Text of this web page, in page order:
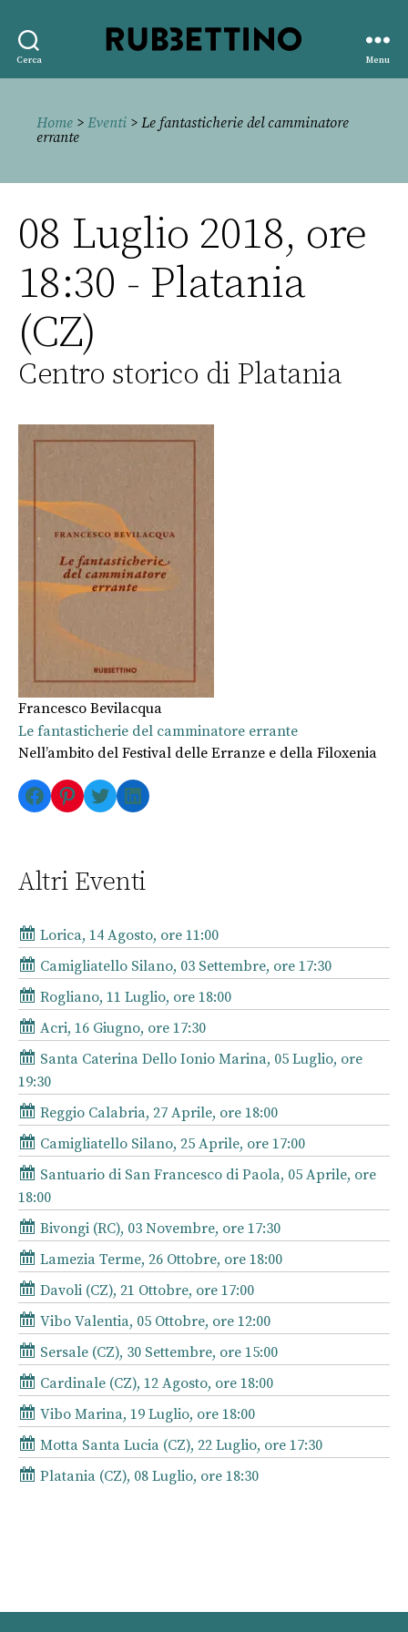
Cerca
editore
Menu
Home > Eventi > Le fantasticherie del camminatore
errante
08 Luglio 2018, ore
18:30 - Platania
(CZ)
Centro storico di Platania
Francesco Bevilacqua
Le fantasticherie del camminatore errante
Nell’ambito del Festival delle Erranze e della Filoxenia
Facebook
Pinterest
TwitterLinkedIn
Altri Eventi
Lorica, 14 Agosto, ore 11:00
Camigliatello Silano, 03 Settembre, ore 17:30
Rogliano, 11 Luglio, ore 18:00
Acri, 16 Giugno, ore 17:30
Santa Caterina Dello Ionio Marina, 05 Luglio, ore
19:30
Reggio Calabria, 27 Aprile, ore 18:00
Camigliatello Silano, 25 Aprile, ore 17:00
Santuario di San Francesco di Paola, 05 Aprile, ore
18:00
Bivongi (RC), 03 Novembre, ore 17:30
Lamezia Terme, 26 Ottobre, ore 18:00
Davoli (CZ), 21 Ottobre, ore 17:00
Vibo Valentia, 05 Ottobre, ore 12:00
Sersale (CZ), 30 Settembre, ore 15:00
Cardinale (CZ), 12 Agosto, ore 18:00
Vibo Marina, 19 Luglio, ore 18:00
Motta Santa Lucia (CZ), 22 Luglio, ore 17:30
Platania (CZ), 08 Luglio, ore 18:30